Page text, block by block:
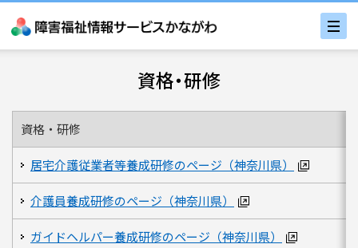
資格・研修
資格・研修
居宅介護従業者等養成研修のページ（神奈川県）
介護員養成研修のページ（神奈川県）
ガイドヘルパー養成研修のページ（神奈川県）